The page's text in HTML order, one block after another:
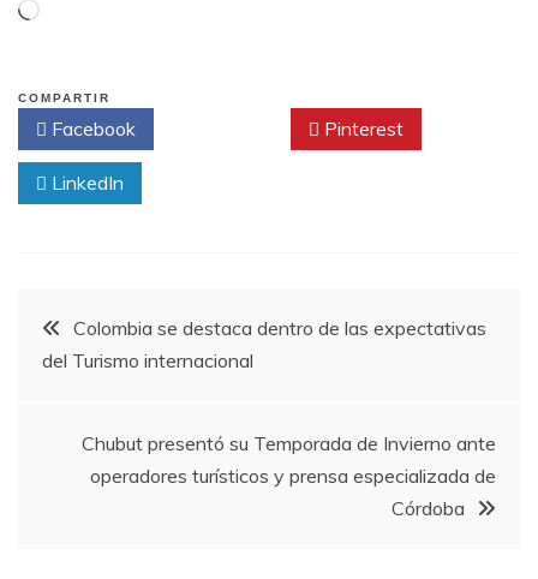
Cargando...
COMPARTIR
Facebook Pinterest
LinkedIn
Navegación
de
entradas
Colombia se destaca dentro de las expectativas
del Turismo internacional
Chubut presentó su Temporada de Invierno ante
operadores turísticos y prensa especializada de
Córdoba